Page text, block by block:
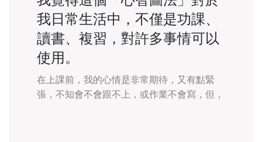
我日常生活中，不僅是功課、
讀書、複習，對許多事情可以
使用。
在上課前，我的心情是非常期待，又有點緊
張，不知會不會跟不上，或作業不會寫，但，